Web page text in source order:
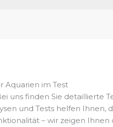
Aquarien im Test
finden Sie detaillierte
und Tests helfen Ihnen,
– wir zeigen